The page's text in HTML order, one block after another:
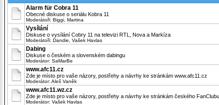
Alarm für Cobra 11
Obecné diskuse o seriálu Kobra 11
Moderátoři: Biggi Martina
Vysílání
Diskuse o vysílání Cobry 11 na televizi RTL, Nova a Markíza
Moderátoři: Dandie Vašek Havlas
Dabing
Diskuse o českém a slovenském dabingu
Moderátor: SaMarBe
www.afc11.cz
Zde je místo pro vaše názory, postřehy a návrhy ke stránkám www.afc11.cz
Moderátor: Aleš Vaněk
www.afc11.wz.cz
Zde je místo pro vaše názory, postřehy a návrhy ke stránkám českého FanClubu
Moderátor: Vašek Havlas